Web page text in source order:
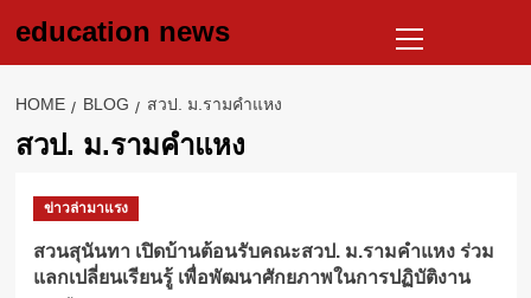
education news
Menu
HOME BLOG สวป. ม.รามคำแหง
สวป. ม.รามคำแหง
ข่าวล่ามาแรง
สวนสุนันทา เปิดบ้านต้อนรับคณะสวป. ม.รามคำแหง ร่วม
แลกเปลี่ยนเรียนรู้ เพื่อพัฒนาศักยภาพในการปฏิบัติงาน